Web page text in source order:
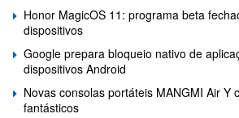
Honor MagicOS 11: programa beta
dispositivos
Google prepara bloqueio nativo de
dispositivos Android
Novas consolas portáteis MANGMI Air Y
fantásticos